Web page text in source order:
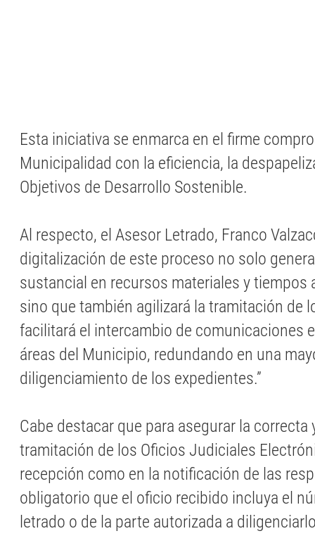
Esta iniciativa se enmarca en el firme
Municipalidad con la eficiencia, la
Objetivos de Desarrollo Sostenible.
Al respecto, el Asesor Letrado, Franco
digitalización de este proceso no solo
sustancial en recursos materiales y tiempos
sino que también agilizará la tramitación de
facilitará el intercambio de comunicaciones
áreas del Municipio, redundando en una
diligenciamiento de los expedientes.”
Cabe destacar que para asegurar la correcta
tramitación de los Oficios Judiciales
recepción como en la notificación de las
obligatorio que el oficio recibido incluya el
letrado o de la parte autorizada a